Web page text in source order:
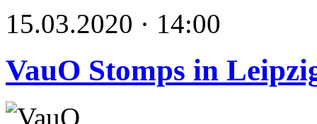
15.03.2020 · 14:00
VauO Stomps in